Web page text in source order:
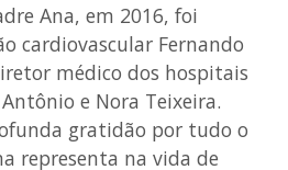
Ana, em 2016, foi
cardiovascular Fernando
médico dos hospitais
e Nora Teixeira.
gratidão por tudo o
representa na vida de